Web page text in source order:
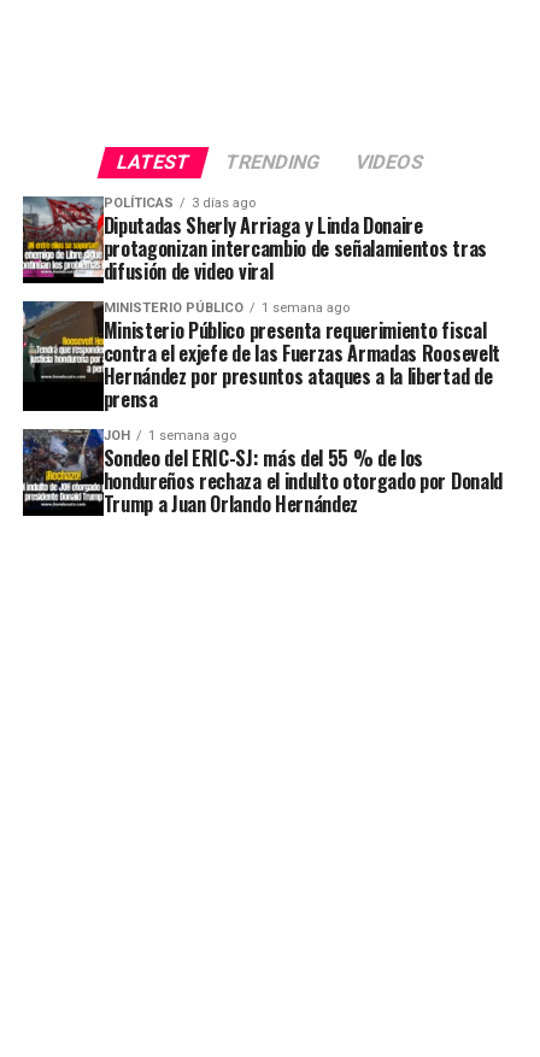
LATEST TRENDING VIDEOS
POLÍTICAS 3 días ago
Diputadas Sherly Arriaga y Linda Donaire
protagonizan intercambio de señalamientos tras
difusión de video viral
MINISTERIO PÚBLICO 1 semana ago
Ministerio Público presenta requerimiento fiscal
contra el exjefe de las Fuerzas Armadas Roosevelt
Hernández por presuntos ataques a la libertad de
prensa
JOH 1 semana ago
Sondeo del ERIC-SJ: más del 55 % de los
hondureños rechaza el indulto otorgado por Donald
Trump a Juan Orlando Hernández